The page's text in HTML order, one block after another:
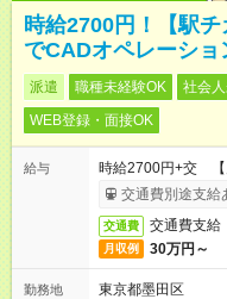
時給2700円！【駅
でCADオペレーショ
派遣 職種未経験OK 社会
WEB登録・面接OK
給与
時給2700円+交 【
交通費別途支給
交通費 交通費支給
月収例 30万円～
勤務地
東京都墨田区